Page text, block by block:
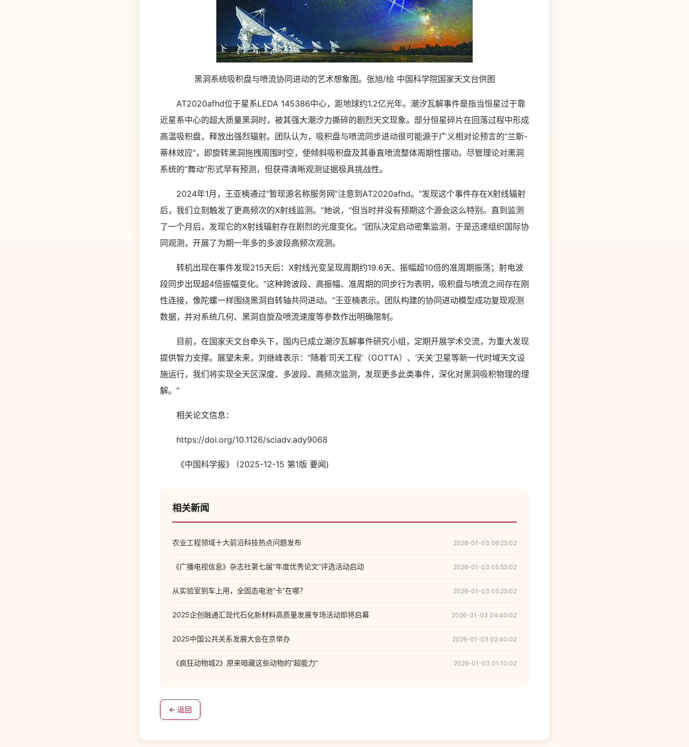
黑洞系统吸积盘与喷流协同进动的艺术想象图。张旭/绘 中国科学院国家天文台供图
AT2020afhd位于星系LEDA 145386中心，距地球约1.2亿光年。潮汐瓦解事件是指当恒星过于靠
近星系中心的超大质量黑洞时，被其强大潮汐力撕碎的剧烈天文现象。部分恒星碎片在回落过程中形成
高温吸积盘，释放出强烈辐射。团队认为，吸积盘与喷流同步进动很可能源于广义相对论预言的“兰斯-
蒂林效应”，即旋转黑洞拖拽周围时空，使倾斜吸积盘及其垂直喷流整体周期性摆动。尽管理论对黑洞
系统的“舞动”形式早有预测，但获得清晰观测证据极具挑战性。
2024年1月，王亚楠通过“暂现源名称服务网”注意到AT2020afhd。“发现这个事件存在X射线辐射
后，我们立刻触发了更高频次的X射线监测。”她说，“但当时并没有预期这个源会这么特别。直到监测
了一个月后，发现它的X射线辐射存在剧烈的光度变化。”团队决定启动密集监测，于是迅速组织国际协
同观测，开展了为期一年多的多波段高频次观测。
转机出现在事件发现215天后：X射线光变呈现周期约19.6天、振幅超10倍的准周期振荡；射电波
段同步出现超4倍振幅变化。“这种跨波段、高振幅、准周期的同步行为表明，吸积盘与喷流之间存在刚
性连接，像陀螺一样围绕黑洞自转轴共同进动。”王亚楠表示。团队构建的协同进动模型成功复现观测
数据，并对系统几何、黑洞自旋及喷流速度等参数作出明确限制。
目前，在国家天文台牵头下，国内已成立潮汐瓦解事件研究小组，定期开展学术交流，为重大发现
提供智力支撑。展望未来，刘继峰表示：“随着‘司天工程’（GOTTA）、‘天关’卫星等新一代时域天文设
施运行，我们将实现全天区深度、多波段、高频次监测，发现更多此类事件，深化对黑洞吸积物理的理
解。”
相关论文信息：
https://doi.org/10.1126/sciadv.ady9068
《中国科学报》 (2025-12-15 第1版 要闻)
相关新闻
农业工程领域十大前沿科技热点问题发布 2026-01-03 06:25:02
《广播电视信息》杂志社第七届“年度优秀论文”评选活动启动 2026-01-03 05:55:02
从实验室到车上用，全固态电池“卡”在哪？ 2026-01-03 05:25:02
2025企创融通汇现代石化新材料高质量发展专场活动即将启幕 2026-01-03 04:40:02
2025中国公共关系发展大会在京举办 2026-01-03 02:40:02
《疯狂动物城2》原来暗藏这些动物的“超能力” 2026-01-03 01:10:02
← 返回